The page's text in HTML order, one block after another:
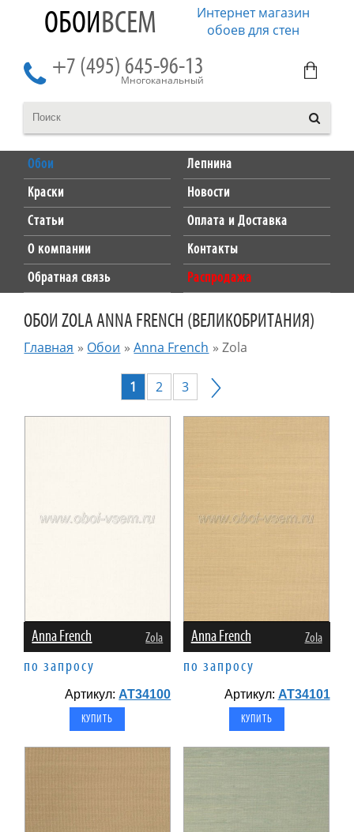
ОБОИВСЕМ
Интернет магазин
обоев для стен
+7 (495) 645-96-13
Многоканальный
Обои
Лепнина
Краски
Новости
Статьи
Оплата и Доставка
О компании
Контакты
Обратная связь
Распродажа
ОБОИ ZOLA ANNA FRENCH (ВЕЛИКОБРИТАНИЯ)
Главная » Обои »Anna French »Zola
1 2 3
Anna French Zola
по запросу
Артикул: AT34100
Anna French Zola
по запросу
Артикул: AT34101